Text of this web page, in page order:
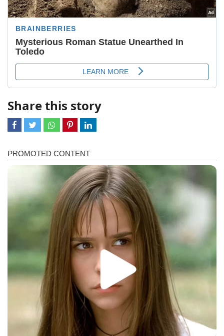
Share this story